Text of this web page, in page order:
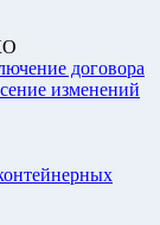
договора
изменений